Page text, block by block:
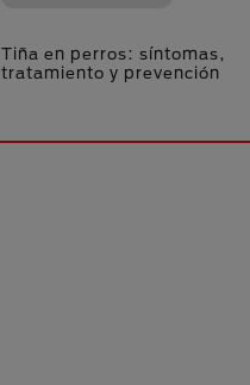
Tiña en perros: síntomas,
tratamiento y prevención